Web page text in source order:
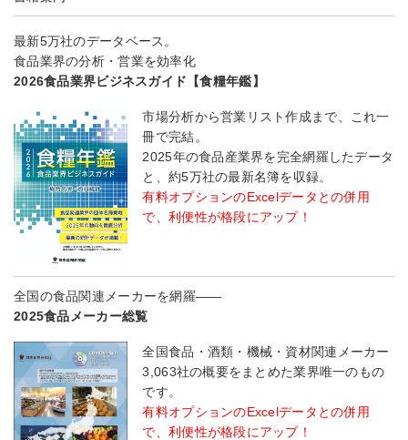
最新5万社のデータベース。
食品業界の分析・営業を効率化
2026食品業界ビジネスガイド【食糧年鑑】
市場分析から営業リスト作成まで、これ一
冊で完結。
2025年の食品産業界を完全網羅したデータ
と、約5万社の最新名簿を収録。
有料オプションのExcelデータとの併用
で、利便性が格段にアップ！
全国の食品関連メーカーを網羅――
2025食品メーカー総覧
全国食品・酒類・機械・資材関連メーカー
3,063社の概要をまとめた業界唯一のもの
です。
有料オプションのExcelデータとの併用
で、利便性が格段にアップ！